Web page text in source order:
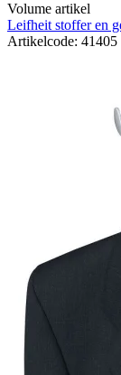
Volume artikel
Leifheit stoffer en
Artikelcode: 41405